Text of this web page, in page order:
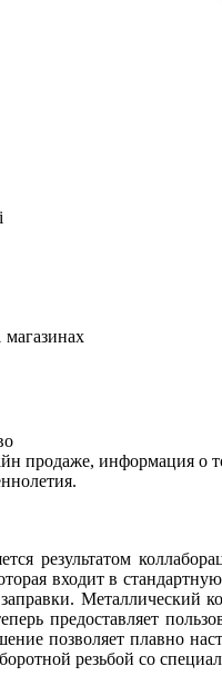
магазинах
продаже, информация о
результатом
входит в
Металлический
предоставляет
позволяет плавно
резьбой со